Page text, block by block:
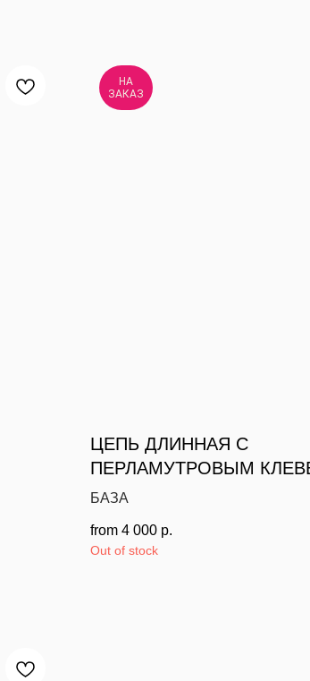
НА
ЗАКАЗ
ЦЕПЬ ДЛИННАЯ С
ПЕРЛАМУТРОВЫМ
БАЗА
from 4 000 р.
Out of stock